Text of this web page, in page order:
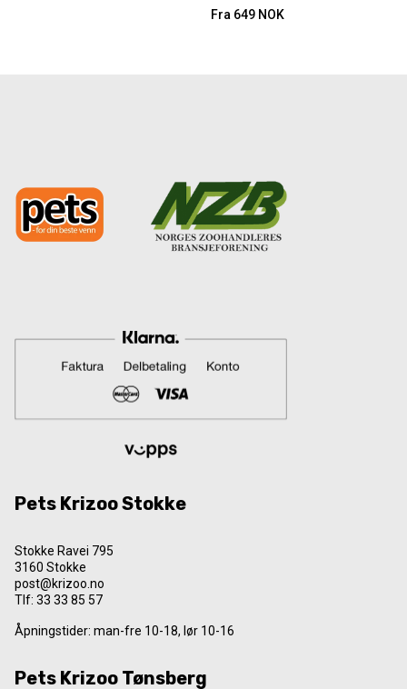
Fra 649 NOK
Pets Krizoo Stokke
Stokke Ravei 795
3160 Stokke
post@krizoo.no
Tlf: 33 33 85 57
Åpningstider: man-fre 10-18, lør 10-16
Pets Krizoo Tønsberg